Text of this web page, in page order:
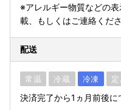
※アレルギー物質などの
載、もしくはご連絡くださ
配送
常温 冷蔵 冷凍
決済完了から1ヵ月前後に